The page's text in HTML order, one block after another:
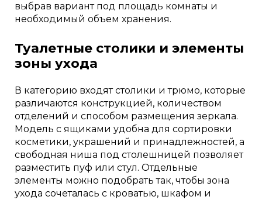
выбрав вариант под площадь комнаты и
необходимый объем хранения.
Туалетные столики и элементы
зоны ухода
В категорию входят столики и трюмо, которые
различаются конструкцией, количеством
отделений и способом размещения зеркала.
Модель с ящиками удобна для сортировки
косметики, украшений и принадлежностей, а
свободная ниша под столешницей позволяет
разместить пуф или стул. Отдельные
элементы можно подобрать так, чтобы зона
ухода сочеталась с кроватью, шкафом и